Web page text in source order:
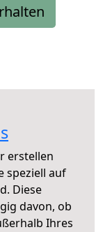
erstellen
speziell auf
Diese
davon, ob
Ihres